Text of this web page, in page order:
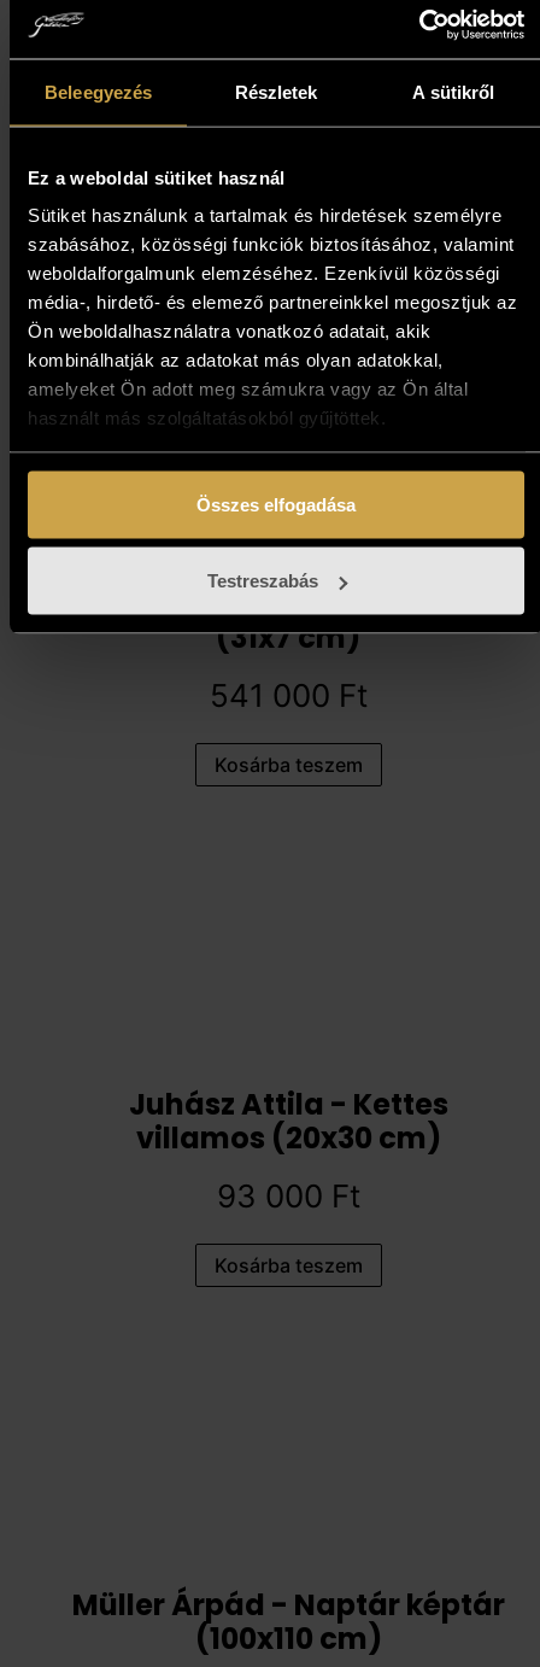
Beleegyezés Részletek A sütikről
Ez a weboldal sütiket használ
Sütiket használunk a tartalmak és hirdetések személyre
szabásához, közösségi funkciók biztosításához, valamint
weboldalforgalmunk elemzéséhez. Ezenkívül közösségi
média-, hirdető- és elemező partnereinkkel megosztjuk az
Ön weboldalhasználatra vonatkozó adatait, akik
kombinálhatják az adatokat más olyan adatokkal,
amelyeket Ön adott meg számukra vagy az Ön által
használt más szolgáltatásokból gyűjtöttek.
Összes elfogadása
Testreszabás
Szász Endre László „Vallone"
- Túl az óperencián (70x30
597 000
Kosárba teszem
Czobor Sándor - Vágyakozó
(31x7 cm)
541 000 Ft
Kosárba teszem
Juhász Attila - Kettes
villamos (20x30 cm)
93 000 Ft
Kosárba teszem
Müller Árpád - Naptár képtár
(100x110 cm)